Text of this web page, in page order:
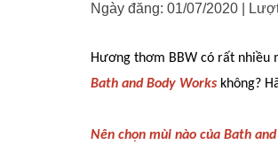
Ngày đăng: 01/07/2020 |
Hương thơm BBW có rất nhiều
Bath and Body Works không?
Nên chọn mùi nào của Bath